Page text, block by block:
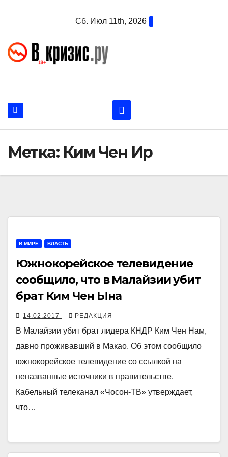
Сб. Июл 11th, 2026
Метка: Ким Чен Ир
В МИРЕ ВЛАСТЬ
Южнокорейское телевидение
сообщило, что в Малайзии убит
брат Ким Чен Ына
14.02.2017 РЕДАКЦИЯ
В Малайзии убит брат лидера КНДР Ким Чен Нам,
давно проживавший в Макао. Об этом сообщило
южнокорейское телевидение со ссылкой на
неназванные источники в правительстве.
Кабельный телеканал «Чосон-ТВ» утверждает,
что…